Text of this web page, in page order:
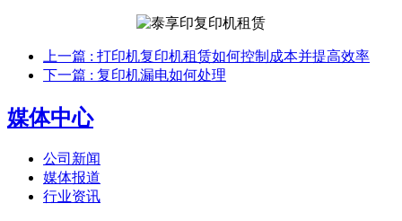
上一篇 : 打印机复印机租赁如何控制成本并提高效率
下一篇 : 复印机漏电如何处理
媒体中心
公司新闻
媒体报道
行业资讯